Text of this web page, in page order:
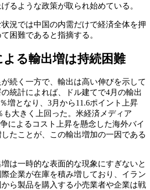
るような政策が取られ始めている。
況では中国の内需だけで経済全体を押
困難であると指摘する。
る輸出増は持続困難
続く一方で、輸出は高い伸びを示して
統計によれば、ドル建てで4月の輸出
増となり、3月から11.6ポイント上昇
も大きく上回った。米経済メディア
によるコスト上昇を懸念した海外バイ
たことが、この輸出増加の一因である
は一時的な表面的な現象にすぎないと
企業が在庫を積み増しており、イラン
ら製品を購入する小売業者や企業は戦